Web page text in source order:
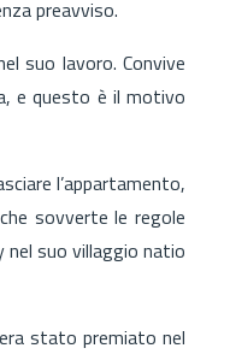
preavviso.
suo lavoro. Convive
e questo è il motivo
l’appartamento,
sovverte le regole
nel suo villaggio natio
stato premiato nel